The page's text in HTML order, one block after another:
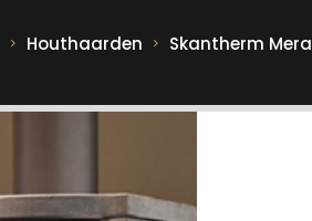
Houthaarden Skantherm